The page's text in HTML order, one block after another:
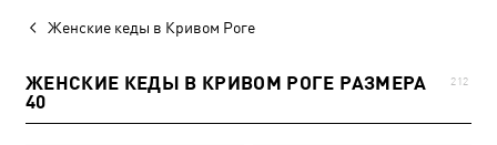
Женские кеды в Кривом Роге
ЖЕНСКИЕ КЕДЫ В КРИВОМ РОГЕ РАЗМЕРА
40
212